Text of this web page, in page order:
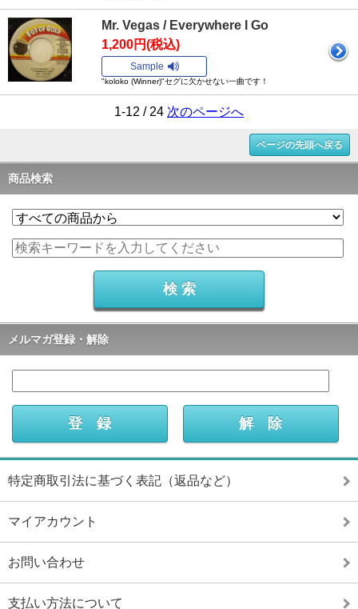
Mr. Vegas / Everywhere I Go
1,200円(税込)
Sample
"koloko (Winner)"セグに欠かせない一曲です！
1-12 / 24 次のページへ
ページの先頭へ戻る
商品検索
メルマガ登録・解除
特定商取引法に基づく表記（返品など）
マイアカウント
お問い合わせ
支払い方法について